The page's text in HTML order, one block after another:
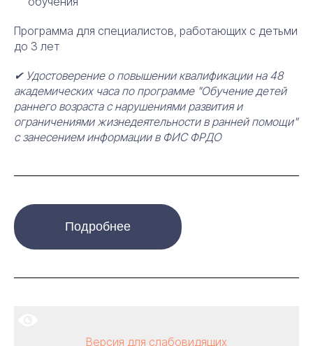
Программа для специалистов, работающих с детьми
до 3 лет
✔ Удостоверение о повышении квалификации на 48
академических часа по программе "Обучение детей
раннего возраста с нарушениями развития и
ограничениями жизнедеятельности в ранней помощи"
с занесением информации в ФИС ФРДО
Подробнее
Версия для слабовидящих